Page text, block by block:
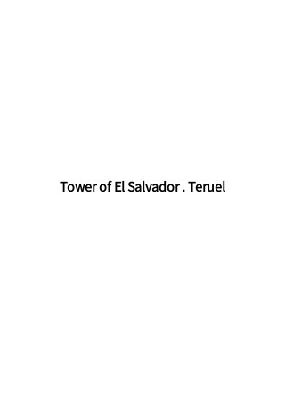
Tower of El Salvador . Teruel